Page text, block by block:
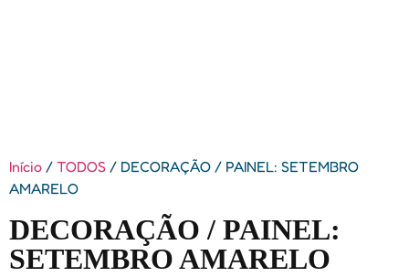
Início / TODOS / DECORAÇÃO / PAINEL: SETEMBRO
AMARELO
DECORAÇÃO / PAINEL:
SETEMBRO AMARELO